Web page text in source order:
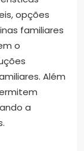
opções
familiares
o
Além
a